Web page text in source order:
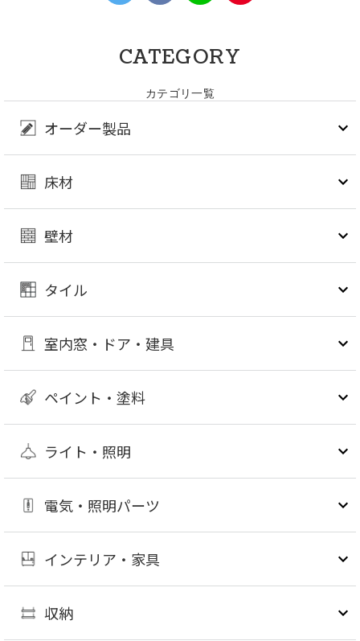
CATEGORY
カテゴリ一覧
オーダー製品
床材
壁材
タイル
室内窓・ドア・建具
ペイント・塗料
ライト・照明
電気・照明パーツ
インテリア・家具
収納